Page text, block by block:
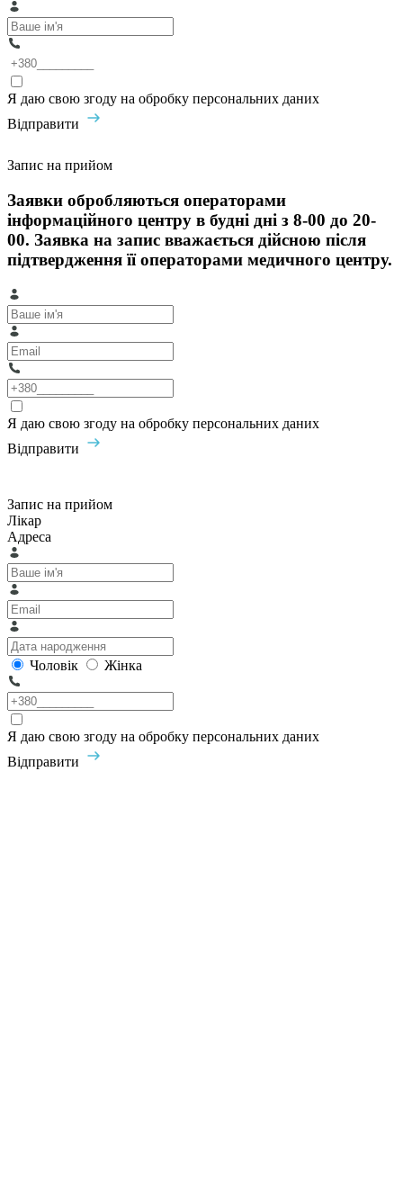
Я даю свою згоду на обробку персональних даних
Відправити
Запис на прийом
Заявки обробляються операторами
інформаційного центру в будні дні з 8-00 до 20-
00. Заявка на запис вважається дійсною після
підтвердження її операторами медичного центру.
Я даю свою згоду на обробку персональних даних
Відправити
Запис на прийом
Лікар
Адреса
Чоловік Жінка
Я даю свою згоду на обробку персональних даних
Відправити